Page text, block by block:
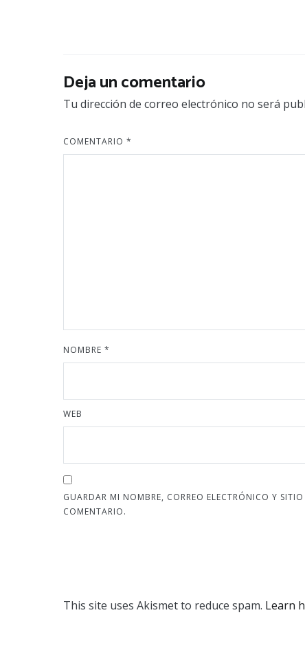
Deja un comentario
Tu dirección de correo electrónico no será
COMENTARIO *
NOMBRE *
WEB
GUARDAR MI NOMBRE, CORREO ELECTRÓNICO Y
COMENTARIO.
This site uses Akismet to reduce spam. Learn